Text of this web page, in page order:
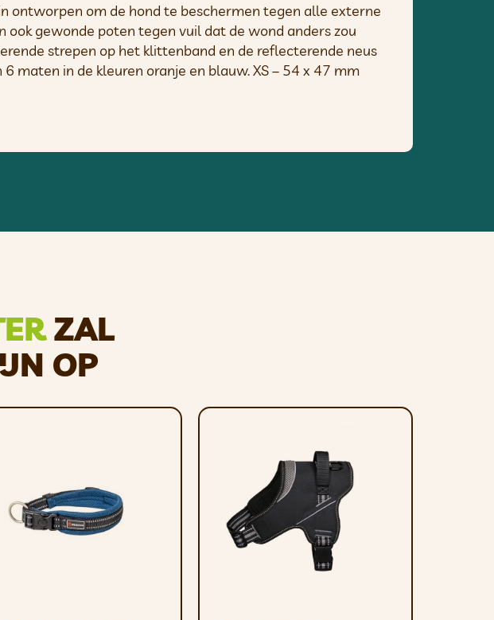
ontworpen om de hond te beschermen tegen alle externe
gewonde poten tegen vuil dat de wond anders zou
strepen op het klittenband en de reflecterende neus
maten in de kleuren oranje en blauw. XS – 54 x 47 mm
ZAL
OP